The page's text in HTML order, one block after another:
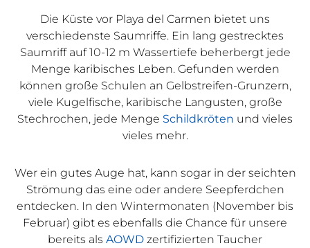
Die Küste vor Playa del Carmen bietet uns
verschiedenste Saumriffe. Ein lang gestrecktes
Saumriff auf 10-12 m Wassertiefe beherbergt jede
Menge karibisches Leben. Gefunden werden
können große Schulen an Gelbstreifen-Grunzern,
viele Kugelfische, karibische Langusten, große
Stechrochen, jede Menge Schildkröten und vieles
vieles mehr.
Wer ein gutes Auge hat, kann sogar in der seichten
Strömung das eine oder andere Seepferdchen
entdecken. In den Wintermonaten (November bis
Februar) gibt es ebenfalls die Chance für unsere
bereits als AOWD zertifizierten Taucher